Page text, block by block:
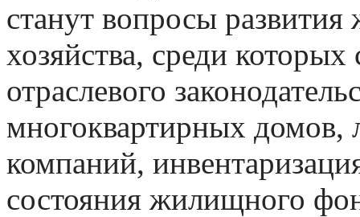
станут вопросы
хозяйства, среди
отраслевого
многоквартирных домов,
компаний,
состояния жилищного